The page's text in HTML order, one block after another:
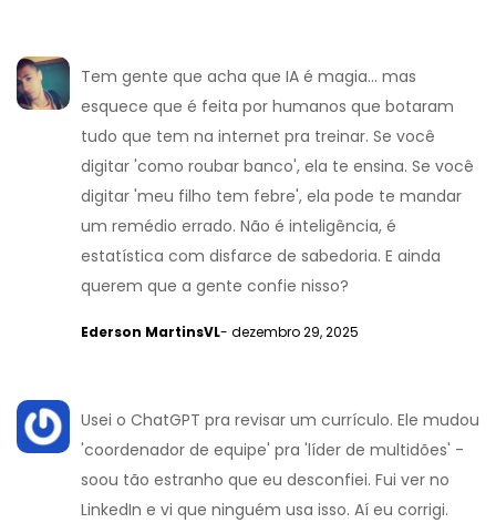
Tem gente que acha que IA é magia... mas
esquece que é feita por humanos que botaram
tudo que tem na internet pra treinar. Se você
digitar 'como roubar banco', ela te ensina. Se você
digitar 'meu filho tem febre', ela pode te mandar
um remédio errado. Não é inteligência, é
estatística com disfarce de sabedoria. E ainda
querem que a gente confie nisso?
Ederson MartinsVL- dezembro 29, 2025
Usei o ChatGPT pra revisar um currículo. Ele mudou
'coordenador de equipe' pra 'líder de multidões' -
soou tão estranho que eu desconfiei. Fui ver no
LinkedIn e vi que ninguém usa isso. Aí eu corrigi.